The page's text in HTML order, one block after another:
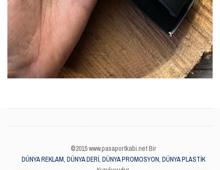
©2015 www.pasaportkabi.net Bir
DÜNYA REKLAM, DÜNYA DERİ, DÜNYA PROMOSYON, DÜNYA PLASTİK